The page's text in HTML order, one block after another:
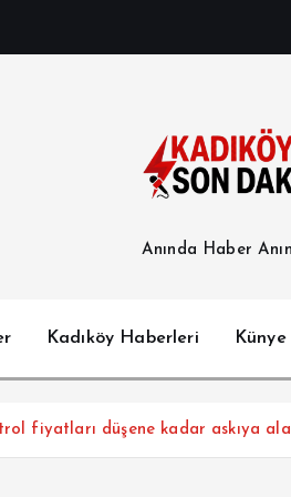
Anında Haber
Kadıköy Haberleri Künye
fiyatları düşene kadar askıya